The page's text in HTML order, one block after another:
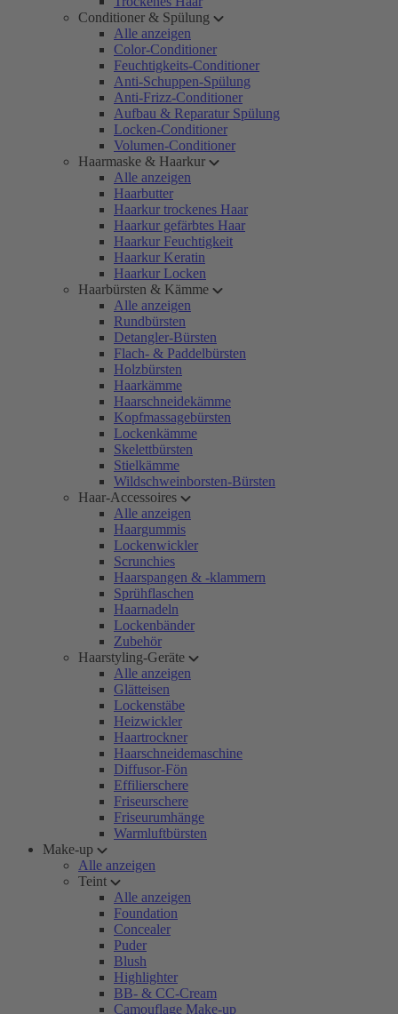
Conditioner & Spülung
Alle anzeigen
Color-Conditioner
Feuchtigkeits-Conditioner
Anti-Schuppen-Spülung
Anti-Frizz-Conditioner
Aufbau & Reparatur Spülung
Locken-Conditioner
Volumen-Conditioner
Haarmaske & Haarkur
Alle anzeigen
Haarbutter
Haarkur trockenes Haar
Haarkur gefärbtes Haar
Haarkur Feuchtigkeit
Haarkur Keratin
Haarkur Locken
Haarbürsten & Kämme
Alle anzeigen
Rundbürsten
Detangler-Bürsten
Flach- & Paddelbürsten
Holzbürsten
Haarkämme
Haarschneidekämme
Kopfmassagebürsten
Lockenkämme
Skelettbürsten
Stielkämme
Wildschweinborsten-Bürsten
Haar-Accessoires
Alle anzeigen
Haargummis
Lockenwickler
Scrunchies
Haarspangen & -klammern
Sprühflaschen
Haarnadeln
Lockenbänder
Zubehör
Haarstyling-Geräte
Alle anzeigen
Glätteisen
Lockenstäbe
Heizwickler
Haartrockner
Haarschneidemaschine
Diffusor-Fön
Effilierschere
Friseurschere
Friseurumhänge
Warmluftbürsten
Make-up
Alle anzeigen
Teint
Alle anzeigen
Foundation
Concealer
Puder
Blush
Highlighter
BB- & CC-Cream
Camouflage Make-up